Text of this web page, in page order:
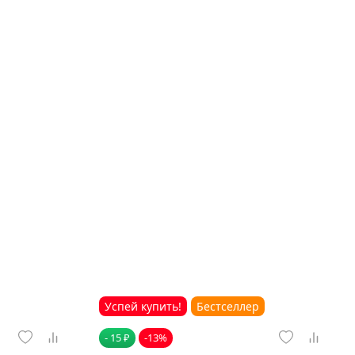
Успей купить! Бестселлер
- 15 ₽ -13%